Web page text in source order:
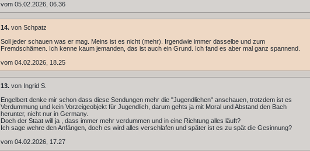
vom 05.02.2026, 06.36
14. von Schpatz
Soll jeder schauen was er mag. Meins ist es nicht (mehr). Irgendwie immer dasselbe und zum
Fremdschämen. Ich kenne kaum jemanden, das ist auch ein Grund. Ich fand es aber mal ganz spannend.
vom 04.02.2026, 18.25
13. von Ingrid S.
Engelbert denke mir schon dass diese Sendungen mehr die "Jugendlichen" anschauen, trotzdem ist es
Verdummung und kein Vorzeigeobjekt für Jugendlich, darum gehts ja mit Moral und Abstand den Bach
herunter, nicht nur in Germany.
Doch der Staat will ja , dass immer mehr verdummen und in eine Richtung alles läuft?
Ich sage wehre den Anfängen, doch es wird alles verschlafen und später ist es zu spät die Gesinnung?
vom 04.02.2026, 17.27